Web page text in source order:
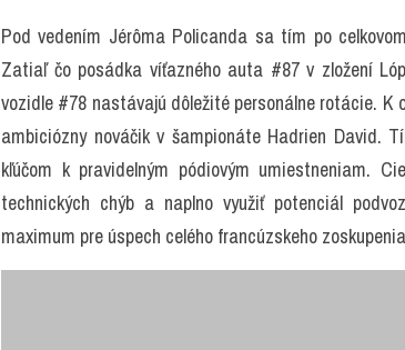
Pod vedením Jérôma Policanda sa tím po
Zatiaľ čo posádka víťazného auta #87 v zložení
vozidle #78 nastávajú dôležité personálne rotácie. K
ambiciózny nováčik v šampionáte Hadrien David.
kľúčom k pravidelným pódiovým umiestneniam.
technických chýb a naplno využiť potenciál
maximum pre úspech celého francúzskeho